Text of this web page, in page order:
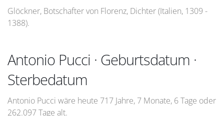
Glöckner, Botschafter von Florenz, Dichter (Italien, 1309 -
1388).
Antonio Pucci · Geburtsdatum ·
Sterbedatum
Antonio Pucci wäre heute 717 Jahre, 7 Monate, 6 Tage oder
262.097 Tage alt.